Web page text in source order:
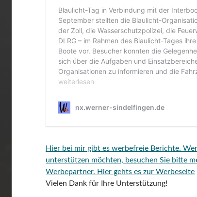
Hier bei mir gibt es werbefreie Berichte.
unterstützen möchten, besuchen Sie bitte
Werbepartner. Hier gehts es zur Werbeseite
Vielen Dank für Ihre Unterstützung!